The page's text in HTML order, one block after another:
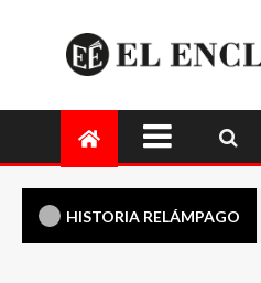
HISTORIA RELÁMPAGO